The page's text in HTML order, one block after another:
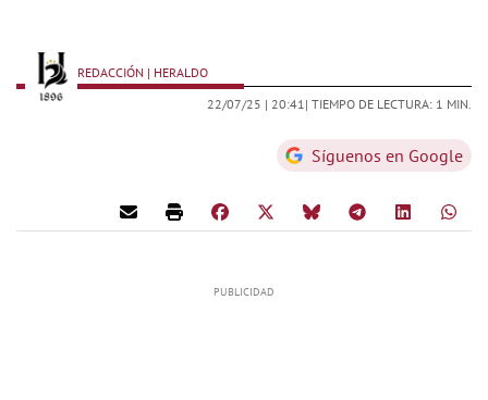
REDACCIÓN | HERALDO
22/07/25 | 20:41| TIEMPO DE LECTURA: 1 MIN.
Síguenos en Google